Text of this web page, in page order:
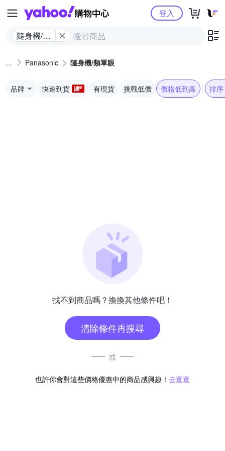
Yahoo購物中心
隨身機/類
登入
Panasonic 隨身機/類單眼
品牌 快速到貨 有現貨 挑戰低價 價格低到高 排序
找不到商品嗎？換換其他條件吧！
清除條件再搜尋
或
也許你會對這些價格優惠中的商品感興趣！ 去逛逛